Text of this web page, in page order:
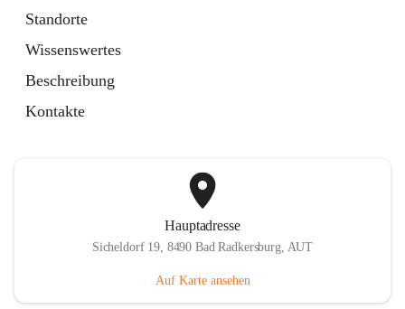
Standorte
Wissenswertes
Beschreibung
Kontakte
Tab
Der Buschenschank
öffnet
in
neuem
Tab
Hauptadresse
Sicheldorf 19, 8490 Bad Radkersburg, AUT
Auf Karte ansehen